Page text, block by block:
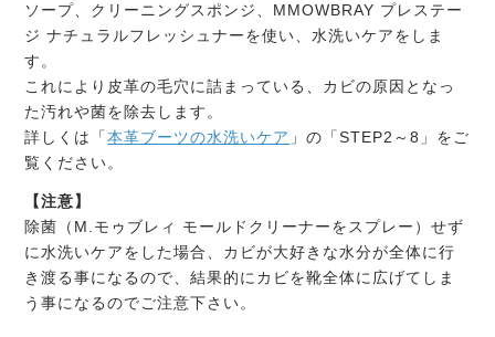
ソープ、クリーニングスポンジ、MMOWBRAY プレステー
ジ ナチュラルフレッシュナーを使い、水洗いケアをしま
す。
これにより皮革の毛穴に詰まっている、カビの原因となっ
た汚れや菌を除去します。
詳しくは「本革ブーツの水洗いケア 」の「STEP2～8」をご
覧ください。
【注意】
除菌（M.モゥブレィ モールドクリーナーをスプレー）せず
に水洗いケアをした場合、カビが大好きな水分が全体に行
き渡る事になるので、結果的にカビを靴全体に広げてしま
う事になるのでご注意下さい。